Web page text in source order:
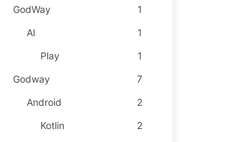
GodWay
1
AI
1
Play
1
Godway
7
Android
2
Kotlin
2